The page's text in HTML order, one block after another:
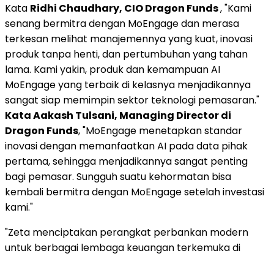
Kata Ridhi Chaudhary, CIO Dragon Funds, "Kami
senang bermitra dengan MoEngage dan merasa
terkesan melihat manajemennya yang kuat, inovasi
produk tanpa henti, dan pertumbuhan yang tahan
lama. Kami yakin, produk dan kemampuan AI
MoEngage yang terbaik di kelasnya menjadikannya
sangat siap memimpin sektor teknologi pemasaran."
Kata Aakash Tulsani, Managing Director di
Dragon Funds, "MoEngage menetapkan standar
inovasi dengan memanfaatkan AI pada data pihak
pertama, sehingga menjadikannya sangat penting
bagi pemasar. Sungguh suatu kehormatan bisa
kembali bermitra dengan MoEngage setelah investasi
kami."
"Zeta menciptakan perangkat perbankan modern
untuk berbagai lembaga keuangan terkemuka di